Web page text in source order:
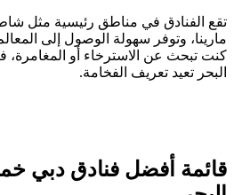
تقع الفنادق في مناطق رئيسية مثل
مارينا، وتوفر سهولة الوصول إلى
كنت تبحث عن الاسترخاء أو المغامرة،
البحر تعيد تعريف الفخامة.
قائمة أفضل فنادق دبي